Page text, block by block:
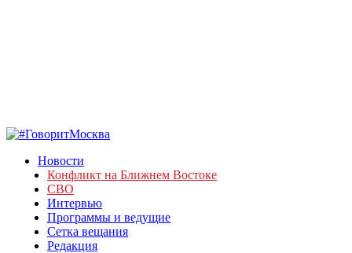
Новости
Конфликт на Ближнем Востоке
СВО
Интервью
Программы и ведущие
Сетка вещания
Редакция